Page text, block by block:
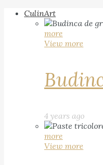
CulinArt
more
View more
4 years ago
more
View more